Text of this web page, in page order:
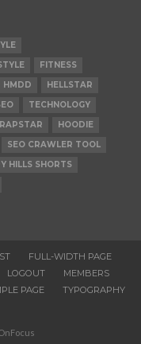
FITNESS
HMDD
HELLSTAR
TECHNOLOGY
HOODIE
SEO CRAWLER TOOL
HILLS SHORTS
FULL-WIDTH PAGE
LOGOUT
MEMBERS
PAGE
TYPOGRAPHY